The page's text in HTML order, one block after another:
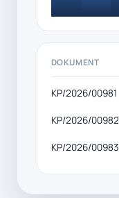
DOKUMENT
KP/2026/00981
KP/2026/00982
KP/2026/00983